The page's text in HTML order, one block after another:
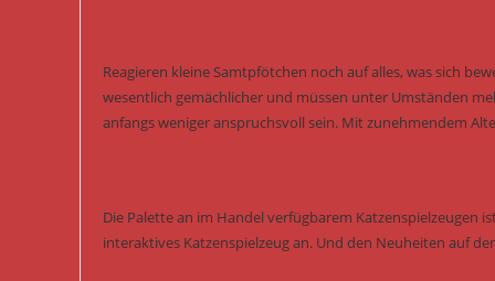
Reagieren kleine Samtpfötchen noch auf alles, was sich
wesentlich gemächlicher und müssen unter Umständen
anfangs weniger anspruchsvoll sein. Mit zunehmendem
Die Palette an im Handel verfügbarem Katzenspielzeugen
interaktives Katzenspielzeug an. Und den Neuheiten auf